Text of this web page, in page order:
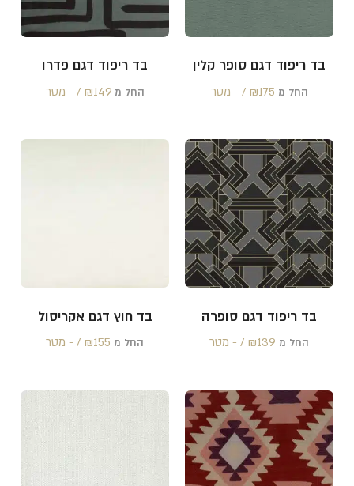
בד ריפוד דגם סופר קלין
החל מ ₪175 /‏‏‎ ‎- מטר
בד ריפוד דגם פדרו
החל מ ₪149 /‏‏‎ ‎- מטר
בד ריפוד דגם סופרה
החל מ ₪139 /‏‏‎ ‎- מטר
בד חוץ דגם אקריסול
החל מ ₪155 /‏‏‎ ‎- מטר